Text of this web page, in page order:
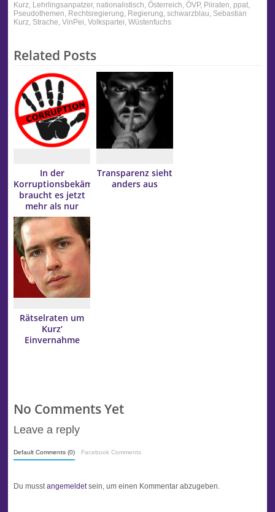
Kurz, Lehrlingsanpatzer, nationalistisch Österreich ÖVP, Piiraten ppat,
Pseudothemen Rechtsregierung Regierung schwarzblau Sebastian
Kurz, Strache VinPei Volkspartei Wüstenfuchs
Related Posts
In der
Korruptionsbekämpfung
braucht es jetzt
mehr als nur
Lippenbekenntnisse
Transparenz sieht
anders aus
Rätselraten um
Kurz‘
Einvernahme
No Comments Yet
Leave a reply
Default Comments (0) Facebook Comments
Du musstangemeldetsein, um einen Kommentar abzugeben.